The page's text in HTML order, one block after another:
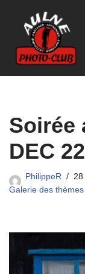
Aller
au
contenu
Soirée
DEC
PhilippeR
28
Galerie des